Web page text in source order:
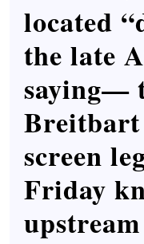
located
the late
saying—
Breitbart
screen
Friday